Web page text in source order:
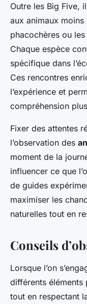
Outre les Big Five,
aux animaux
phacochères ou
Chaque espèce
spécifique dans
Ces rencontres
l’expérience et
compréhension
Fixer des attentes
l’observation des
moment de la
influencer ce que
de guides
maximiser les
naturelles tout en
Conseils
Lorsque l’on
différents éléments
tout en respectant